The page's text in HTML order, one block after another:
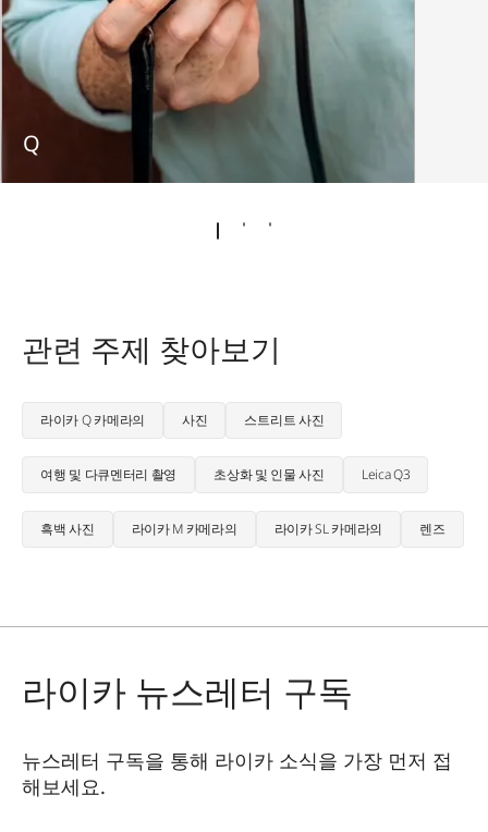
Q
관련 주제 찾아보기
라이카 Q 카메라의 사진 스트리트 사진
여행 및 다큐멘터리 촬영 초상화 및 인물 사진 Leica Q3
흑백 사진 라이카 M 카메라의 라이카 SL 카메라의 렌즈
라이카 뉴스레터 구독
뉴스레터 구독을 통해 라이카 소식을 가장 먼저 접
해보세요.